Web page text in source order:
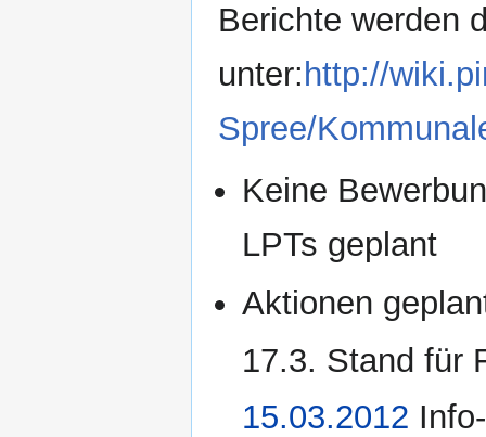
Berichte werden
unter: http://
Spree/
Keine
LPTs geplant
Aktionen
17.3. Stand für
15.03.2012